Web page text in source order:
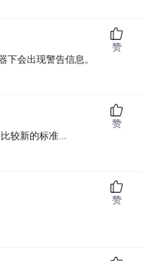
下会出现警告信息。
赞
较新的标准...
赞
赞